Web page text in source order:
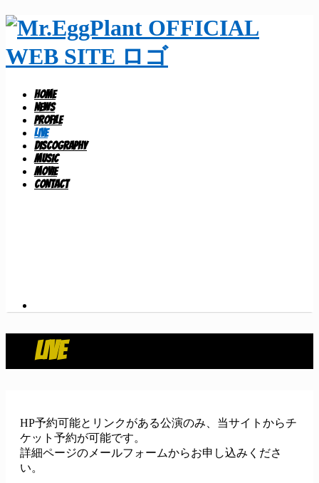
HOME
NEWS
PROFILE
LIVE
DISCOGRAPHY
MUSIC
MOVIE
CONTACT
LIVE
HP予約可能とリンクがある公演のみ、当サイトからチ
ケット予約が可能です。
詳細ページのメールフォームからお申し込みくださ
い。